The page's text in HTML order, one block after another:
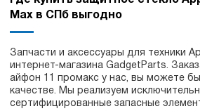
Max в СПб выгодно
Запчасти и аксессуары для техники
интернет-магазина GadgetParts.
айфон 11 промакс у нас, вы можете
качестве. Мы реализуем
сертифицированные запасные